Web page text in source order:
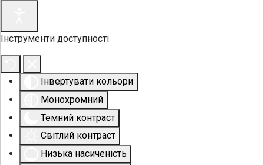
Інструменти доступності
Інвертувати кольори
Монохромний
Темний контраст
Світлий контраст
Низька насиченість